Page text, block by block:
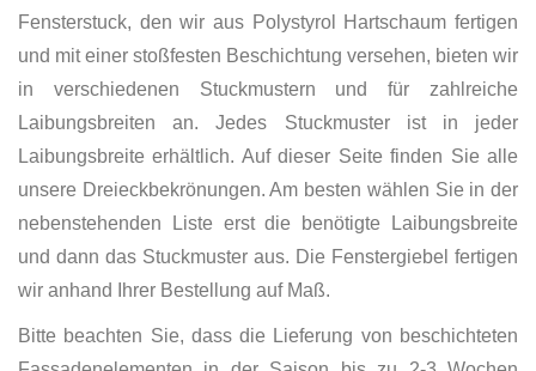
Fensterstuck, den wir aus Polystyrol Hartschaum fertigen
und mit einer stoßfesten Beschichtung versehen, bieten wir
in verschiedenen Stuckmustern und für zahlreiche
Laibungsbreiten an. Jedes Stuckmuster ist in jeder
Laibungsbreite erhältlich. Auf dieser Seite finden Sie alle
unsere Dreieckbekrönungen. Am besten wählen Sie in der
nebenstehenden Liste erst die benötigte Laibungsbreite
und dann das Stuckmuster aus. Die Fenstergiebel fertigen
wir anhand Ihrer Bestellung auf Maß.
Bitte beachten Sie, dass die Lieferung von beschichteten